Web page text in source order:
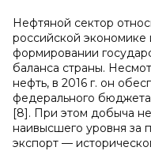
Нефтяной сектор
российской экономике
формировании
баланса страны.
нефть, в 2016 г. он
федерального бюджета
[8]. При этом добыча
наивысшего уровня за
экспорт —